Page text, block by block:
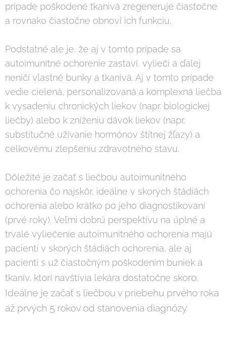
prípade poškodené tkanivá zregeneruje čiastočne
a rovnako čiastočne obnoví ich funkciu.
Podstatné ale je, že aj v tomto prípade sa
autoimunitné ochorenie zastaví, vylieči a ďalej
neničí vlastné bunky a tkanivá. Aj v tomto prípade
vedie cielená, personalizovaná a komplexná liečba
k vysadeniu chronických liekov (napr. biologickej
liečby) alebo k zníženiu dávok liekov (napr.
substitučné užívanie hormónov štítnej žľazy) a
celkovému zlepšeniu zdravotného stavu.
Dôležité je začať s liečbou autoimunitného
ochorenia čo najskôr, ideálne v skorých štádiách
ochorenia alebo krátko po jeho diagnostikovaní
(prvé roky). Veľmi dobrú perspektívu na úplné a
trvalé vyliečenie autoimunitného ochorenia majú
pacienti v skorých štádiách ochorenia, ale aj
pacienti s už čiastočným poškodením buniek a
tkanív, ktorí navštívia lekára dostatočne skoro.
Ideálne je začať s liečbou v priebehu prvého roka
až prvých 5 rokov od stanovenia diagnózy.